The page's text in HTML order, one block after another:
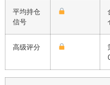
平均持仓
信号
高级评分